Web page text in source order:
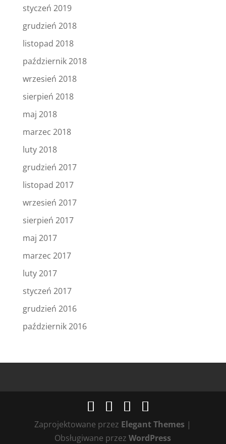
styczeń 2019
grudzień 2018
listopad 2018
październik 2018
wrzesień 2018
sierpień 2018
maj 2018
marzec 2018
luty 2018
grudzień 2017
listopad 2017
wrzesień 2017
sierpień 2017
maj 2017
marzec 2017
luty 2017
styczeń 2017
grudzień 2016
październik 2016
Zaprojektowane przez Elegant Themes |
Obsługiwane przezWordPress